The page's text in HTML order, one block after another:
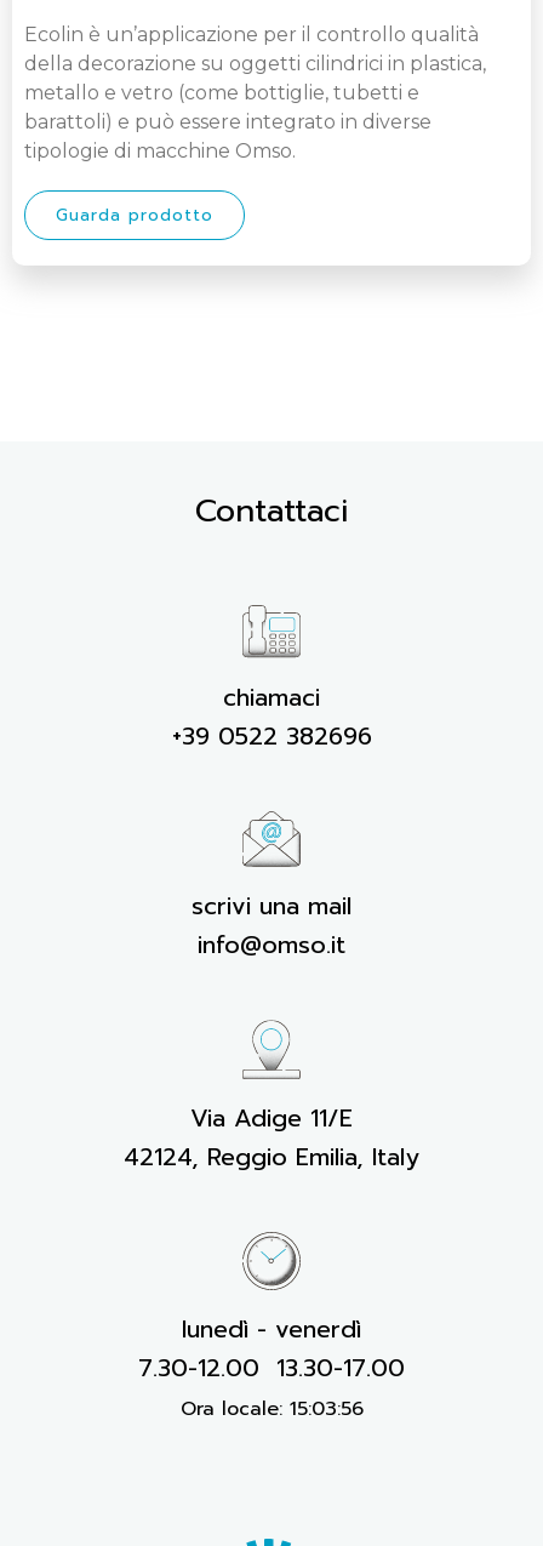
Ecolin è un’applicazione per il controllo qualità
della decorazione su oggetti cilindrici in plastica,
metallo e vetro (come bottiglie, tubetti e
barattoli) e può essere integrato in diverse
tipologie di macchine Omso.
Guarda prodotto
Contattaci
chiamaci
+39 0522 382696
scrivi una mail
info@omso.it
Via Adige 11/E
42124, Reggio Emilia, Italy
lunedì - venerdì
7.30-12.00 13.30-17.00
Ora locale: 15:03:57